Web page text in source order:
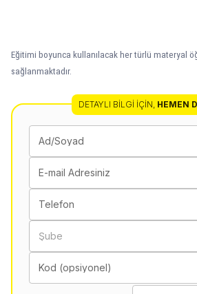
Eğitimi boyunca kullanılacak her türlü materyal
sağlanmaktadır.
DETAYLI BILGI İÇIN HEMEN
Ad/Soyad
E-mail Adresiniz
Telefon
Şube
Kod (opsiyonel)